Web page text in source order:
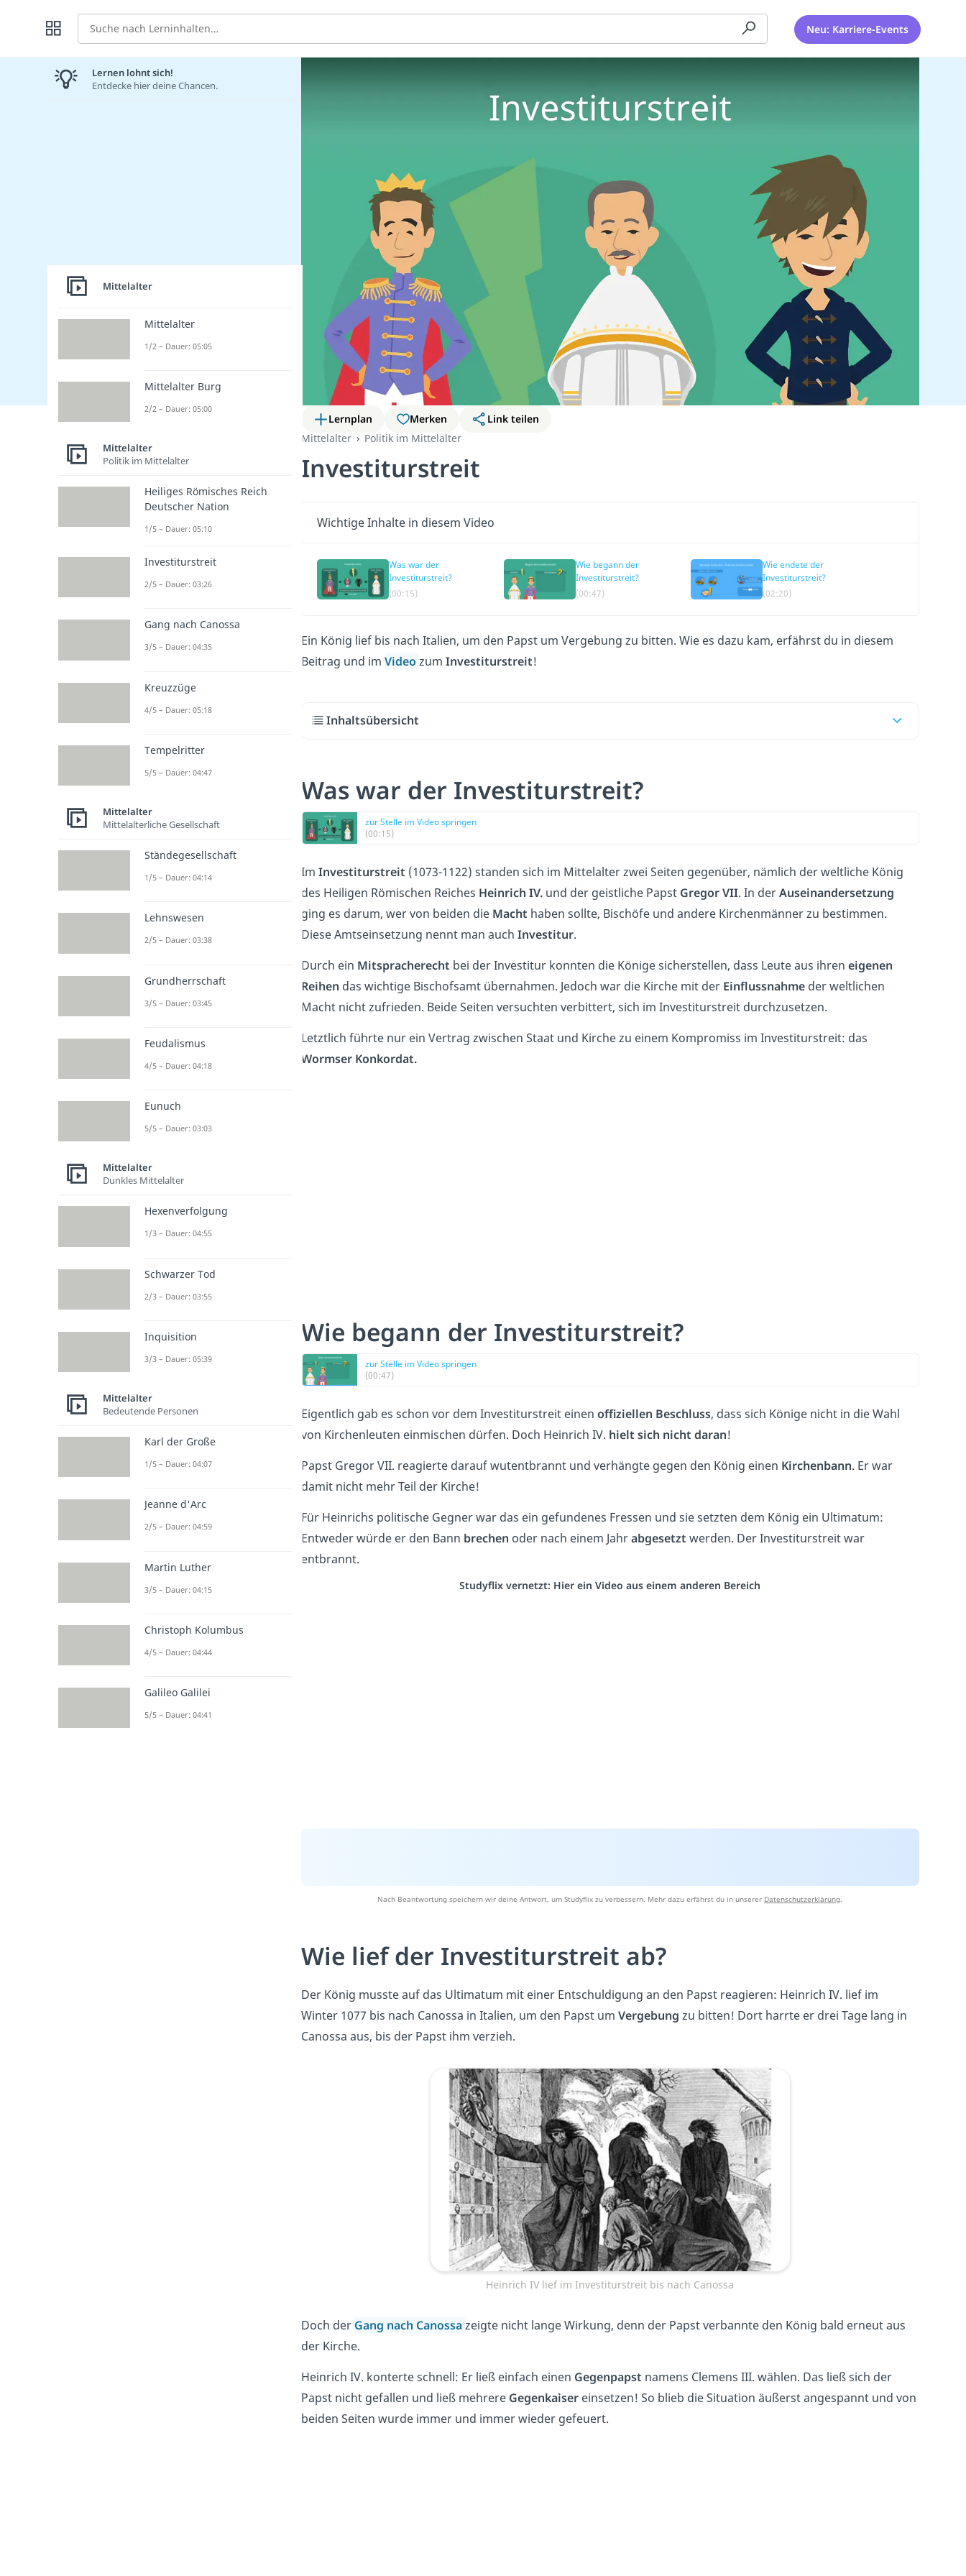
Suche Neu: Karriere-Events
Lernplan Merken
Link teilen
Mittelalter
Politik im Mittelalter
Investiturstreit
Wichtige Inhalte in diesem Video
Was war der
Investiturstreit?
(00:15)
Wie begann der
Investiturstreit?
(00:47)
Wie endete der
Investiturstreit?
(02:20)
Ein König lief bis nach Italien, um den Papst um Vergebung zu bitten. Wie es dazu kam, erfährst du in diesem
Beitrag und im Video zum Investiturstreit!
Inhaltsübersicht
Was war der Investiturstreit?
zur Stelle im Video springen
(00:15)
Im Investiturstreit (1073-1122) standen sich im Mittelalter zwei Seiten gegenüber, nämlich der weltliche König
des Heiligen Römischen Reiches Heinrich IV.und der geistliche Papst Gregor VII. In derAuseinandersetzung
ging es darum, wer von beiden die Macht haben sollte, Bischöfe und andere Kirchenmänner zu bestimmen.
Diese Amtseinsetzung nennt man auch Investitur.
Durch ein Mitspracherecht bei der Investitur konnten die Könige sicherstellen, dass Leute aus ihren eigenen
Reihen das wichtige Bischofsamt übernahmen. Jedoch war die Kirche mit der Einflussnahmeder weltlichen
Macht nicht zufrieden. Beide Seiten versuchten verbittert, sich im Investiturstreit durchzusetzen.
Letztlich führte nur ein Vertrag zwischen Staat und Kirche zu einem Kompromiss im Investiturstreit: das
Wormser Konkordat.
Wie begann der Investiturstreit?
zur Stelle im Video springen
(00:47)
Eigentlich gab es schon vor dem Investiturstreit einen offiziellen Beschluss, dass sich Könige nicht in die Wahl
von Kirchenleuten einmischen dürfen. Doch Heinrich IV. hielt sich nicht daran!
Papst Gregor VII. reagierte darauf wutentbrannt und verhängte gegen den König einen Kirchenbann. Er war
damit nicht mehr Teil der Kirche!
Für Heinrichs politische Gegner war das ein gefundenes Fressen und sie setzten dem König ein Ultimatum:
Entweder würde er den Bann brechen oder nach einem Jahrabgesetzt werden. Der Investiturstreit war
entbrannt.
Studyflix vernetzt: Hier ein Video aus einem anderen Bereich
Nach Beantwortung speichern wir deine Antwort, um Studyflix zu verbessern. Mehr dazu erfährst du in unserer Datenschutzerklärung.
Wie lief der Investiturstreit ab?
Der König musste auf das Ultimatum mit einer Entschuldigung an den Papst reagieren: Heinrich IV. lief im
Winter 1077 bis nach Canossa in Italien, um den Papst um Vergebung zu bitten! Dort harrte er drei Tage lang in
Canossa aus, bis der Papst ihm verzieh.
Heinrich IV lief im Investiturstreit bis nach Canossa
Doch der Gang nach Canossazeigte nicht lange Wirkung, denn der Papst verbannte den König bald erneut aus
der Kirche.
Heinrich IV. konterte schnell: Er ließ einfach einen Gegenpapst namens Clemens III. wählen. Das ließ sich der
Papst nicht gefallen und ließ mehrere Gegenkaisereinsetzen! So blieb die Situation äußerst angespannt und von
beiden Seiten wurde immer und immer wieder gefeuert.
Lernen lohnt sich!
Entdecke hier deine Chancen.
Mittelalter
Mittelalter
1/2 – Dauer: 05:05
Mittelalter Burg
2/2 – Dauer: 05:00
Mittelalter
Politik im Mittelalter
Heiliges Römisches Reich
Deutscher Nation
1/5 – Dauer: 05:10
Investiturstreit
2/5 – Dauer: 03:26
Gang nach Canossa
3/5 – Dauer: 04:35
Kreuzzüge
4/5 – Dauer: 05:18
Tempelritter
5/5 – Dauer: 04:47
Mittelalter
Mittelalterliche Gesellschaft
Ständegesellschaft
1/5 – Dauer: 04:14
Lehnswesen
2/5 – Dauer: 03:38
Grundherrschaft
3/5 – Dauer: 03:45
Feudalismus
4/5 – Dauer: 04:18
Eunuch
5/5 – Dauer: 03:03
Mittelalter
Dunkles Mittelalter
Hexenverfolgung
1/3 – Dauer: 04:55
Schwarzer Tod
2/3 – Dauer: 03:55
Inquisition
3/3 – Dauer: 05:39
Mittelalter
Bedeutende Personen
Karl der Große
1/5 – Dauer: 04:07
Jeanne d'Arc
2/5 – Dauer: 04:59
Martin Luther
3/5 – Dauer: 04:15
Christoph Kolumbus
4/5 – Dauer: 04:44
Galileo Galilei
5/5 – Dauer: 04:41